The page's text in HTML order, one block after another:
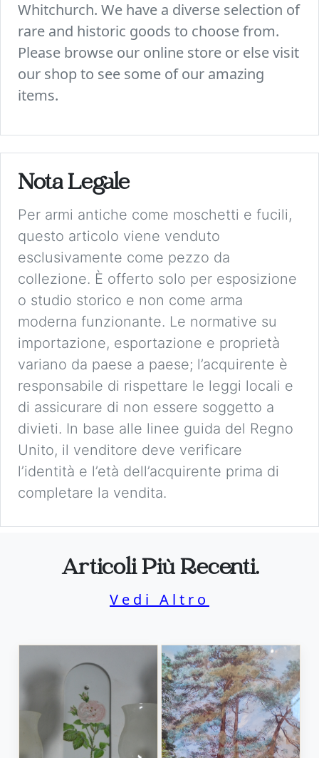
Whitchurch. We have a diverse selection of
rare and historic goods to choose from.
Please browse our online store or else visit
our shop to see some of our amazing
items.
Nota Legale
Per armi antiche come moschetti e fucili,
questo articolo viene venduto
esclusivamente come pezzo da
collezione. È offerto solo per esposizione
o studio storico e non come arma
moderna funzionante. Le normative su
importazione, esportazione e proprietà
variano da paese a paese; l’acquirente è
responsabile di rispettare le leggi locali e
di assicurare di non essere soggetto a
divieti. In base alle linee guida del Regno
Unito, il venditore deve verificare
l’identità e l’età dell’acquirente prima di
completare la vendita.
Articoli Più Recenti.
Vedi Altro